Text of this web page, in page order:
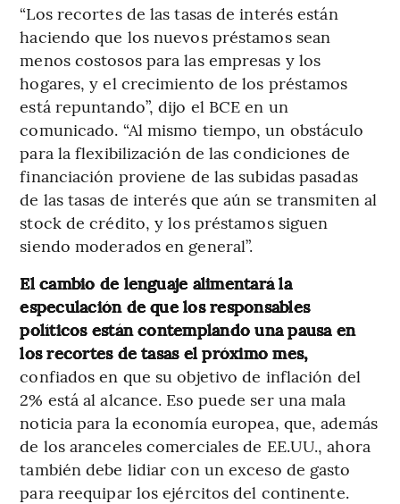
“Los recortes de las tasas de interés están
haciendo que los nuevos préstamos sean
menos costosos para las empresas y los
hogares, y el crecimiento de los préstamos
está repuntando”, dijo el BCE en un
comunicado. “Al mismo tiempo, un obstáculo
para la flexibilización de las condiciones de
financiación proviene de las subidas pasadas
de las tasas de interés que aún se transmiten al
stock de crédito, y los préstamos siguen
siendo moderados en general”.
El cambio de lenguaje alimentará la
especulación de que los responsables
políticos están contemplando una pausa en
los recortes de tasas el próximo mes,
confiados en que su objetivo de inflación del
2% está al alcance. Eso puede ser una mala
noticia para la economía europea, que, además
de los aranceles comerciales de EE.UU., ahora
también debe lidiar con un exceso de gasto
para reequipar los ejércitos del continente.